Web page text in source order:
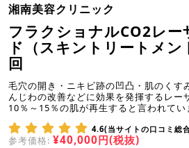
湘南美容クリニック
フラクショナルCO2レー
ド（スキントリートメン
回
毛穴の開き・ニキビ跡の凹凸・肌のくす
んじわの改善などに効果を発揮するレー
10％～15％の肌が再生すると言われてい
4.6(当サイトの口コミ総
参考価格: ¥40,000円(税抜)